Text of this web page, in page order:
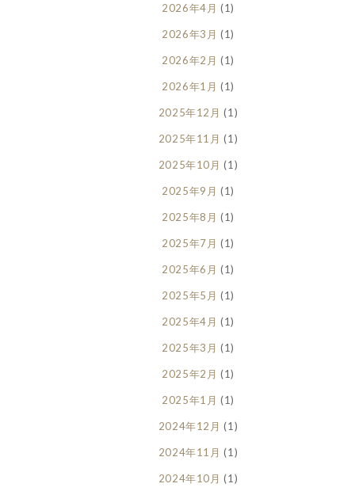
2026年4月 (1)
2026年3月 (1)
2026年2月 (1)
2026年1月 (1)
2025年12月 (1)
2025年11月 (1)
2025年10月 (1)
2025年9月 (1)
2025年8月 (1)
2025年7月 (1)
2025年6月 (1)
2025年5月 (1)
2025年4月 (1)
2025年3月 (1)
2025年2月 (1)
2025年1月 (1)
2024年12月 (1)
2024年11月 (1)
2024年10月 (1)